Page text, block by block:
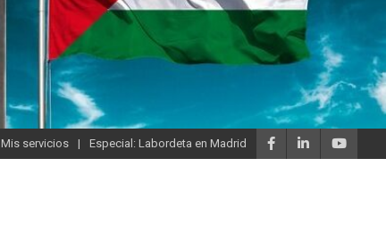
Mis servicios Especial: Labordeta en Madrid